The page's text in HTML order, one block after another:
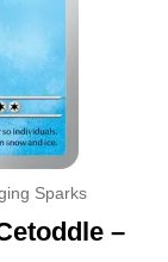
Sparks
–